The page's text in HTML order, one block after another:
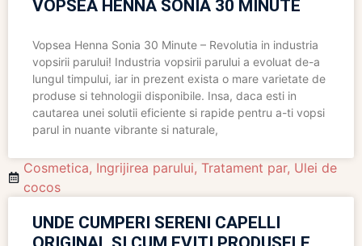
VOPSEA HENNA SONIA 30 MINUTE
Vopsea Henna Sonia 30 Minute – Revolutia in industria
vopsirii parului! Industria vopsirii parului a evoluat de-a
lungul timpului, iar in prezent exista o mare varietate de
produse si tehnologii disponibile. Insa, daca esti in
cautarea unei solutii eficiente si rapide pentru a-ti vopsi
parul in nuante vibrante si naturale,
Cosmetica, Ingrijirea parului, Tratament par, Ulei de
cocos
UNDE CUMPERI SERENI CAPELLI